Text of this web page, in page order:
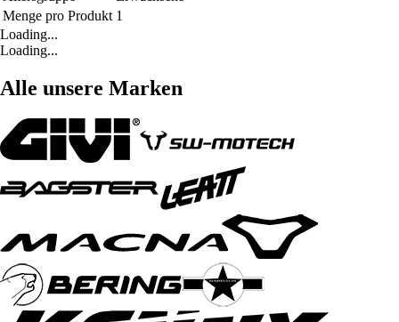
Menge pro Produkt 1
Loading...
Loading...
Alle unsere Marken